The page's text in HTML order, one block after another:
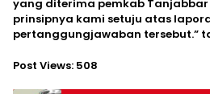
yang diterima pemkab Tanjabbar
prinsipnya kami setuju atas
pertanggungjawaban tersebut.”
Post Views: 508